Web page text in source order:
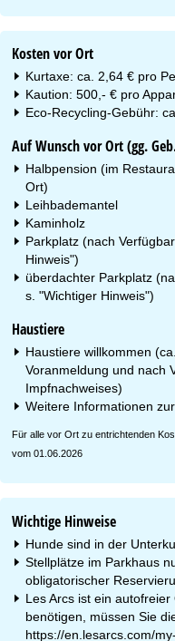
Kosten vor Ort
Kurtaxe: ca. 2,64 € pro
Kaution: 500,- € pro
Eco-Recycling-Gebühr:
Auf Wunsch vor Ort (gg.
Halbpension (im
Ort)
Leihbademantel
Kaminholz
Parkplatz (nach
Hinweis")
überdachter Parkplatz
s. "Wichtiger Hinweis")
Haustiere
Haustiere willkommen
Voranmeldung und nach
Impfnachweises)
Weitere Informationen
Für alle vor Ort zu entrichtenden
vom 01.06.2026
Wichtige Hinweise
Hunde sind in der
Stellplätze im Parkhaus
obligatorischer
Les Arcs ist ein
benötigen, müssen Sie
https://en.lesarcs.com/